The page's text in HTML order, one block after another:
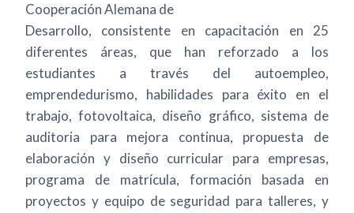
Cooperación Alemana de
Desarrollo, consistente en capacitación en 25
diferentes áreas, que han reforzado a los
estudiantes a través del autoempleo,
emprendedurismo, habilidades para éxito en el
trabajo, fotovoltaica, diseño gráfico, sistema de
auditoria para mejora continua, propuesta de
elaboración y diseño curricular para empresas,
programa de matrícula, formación basada en
proyectos y equipo de seguridad para talleres, y